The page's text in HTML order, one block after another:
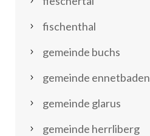
fischenthal
gemeinde buchs
gemeinde ennetbaden
gemeinde glarus
gemeinde herrliberg